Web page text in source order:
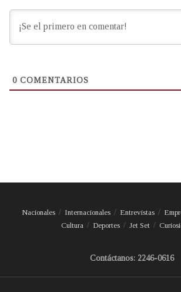
0 COMENTARIOS
Nacionales Internacionales Entrevistas
Cultura
Deportes Jet Set
Contáctanos: 2246-0616